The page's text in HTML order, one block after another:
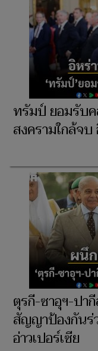
ทรัมป์ ยอมรับค
สงครามใกล้จ
ตุรกี-ซาอุฯ-ปา
สัญญาป้องกันร่
อ่าวเปอร์เซีย